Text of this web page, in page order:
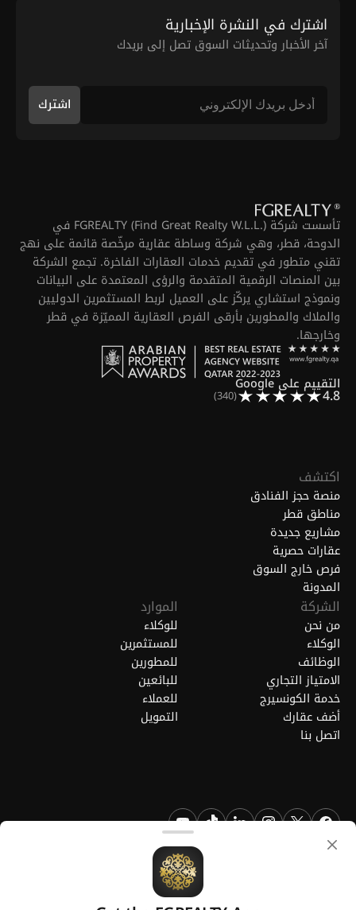
اشترك في النشرة الإخبارية
آخر الأخبار وتحديثات السوق تصل إلى بريدك
اشترك
تأسست شركة FGREALTY (Find Great Realty W.L.L.) في
الدوحة، قطر، وهي شركة وساطة عقارية مرخّصة قائمة على نهج
تقني متطور في تقديم خدمات العقارات الفاخرة. تجمع الشركة
بين المنصات الرقمية المتقدمة والرؤى المعتمدة على البيانات
ونموذج استشاري يركّز على العميل لربط المستثمرين الدوليين
والملاك والمطورين بأرقى الفرص العقارية المميّزة في قطر
وخارجها.
التقييم على Google
4.8
(340)
اكتشف
منصة حجز الفنادق
مناطق قطر
مشاريع جديدة
عقارات حصرية
فرص خارج السوق
المدونة
الشركة
من نحن
الوكلاء
الوظائف
الامتياز التجاري
خدمة الكونسيرج
أضف عقارك
اتصل بنا
الموارد
للوكلاء
للمستثمرين
للمطورين
للبائعين
للعملاء
التمويل
هي علامة تجارية مسجلة لشركة فايند جريت ريالتي ذ.م.م قطر.